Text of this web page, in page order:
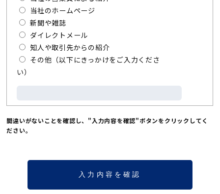
当社のホームページ
新聞や雑誌
ダイレクトメール
知人や取引先からの紹介
その他（以下にきっかけをご入力くださ
い）
間違いがないことを確認し、"入力内容を確認"ボタンをクリックしてく
ださい。